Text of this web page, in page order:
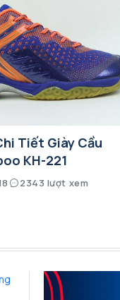
Tiết Giày Cầu
KH-221
2343 lượt xem